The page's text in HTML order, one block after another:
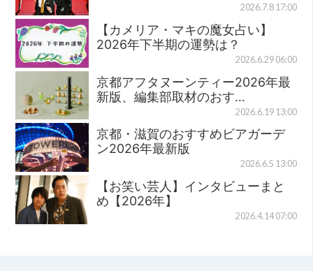
2026.7.8 17:00
【カメリア・マキの魔女占い】
2026年下半期の運勢は？
2026.6.29 06:00
京都アフタヌーンティー2026年最
新版、編集部取材のおす…
2026.6.19 13:00
京都・滋賀のおすすめビアガーデ
ン2026年最新版
2026.6.5 13:00
【お笑い芸人】インタビューまと
め【2026年】
2026.4.14 07:00